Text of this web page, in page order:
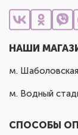
НАШИ
м.
м. Водный
СПОСОБЫ